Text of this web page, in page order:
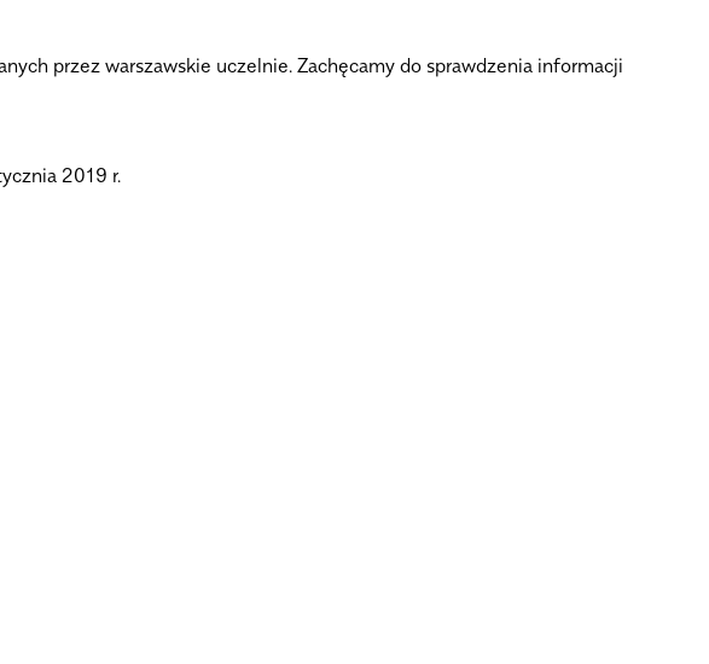
przez warszawskie uczelnie. Zachęcamy do sprawdzenia informacji
2019 r.